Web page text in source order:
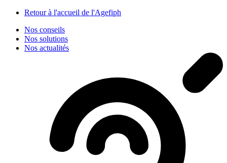
Retour à l'accueil de l'Agefiph
Nos conseils
Nos solutions
Nos actualités